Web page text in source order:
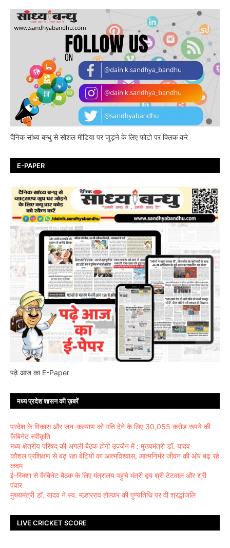
दैनिक सांध्य बन्धु से सोशल मीडिया पर जुड़ने के लिए फोटो पर क्लिक करे
E-PAPER
पढ़े आज का E-Paper
मध्य प्रदेश शासन की ख़बरें
प्रदेश के विकास और जन-कल्याण को गति देने के लिए 30,055 करोड़ रूपये की
कैबिनेट स्वीकृति
मध्य क्षेत्रीय परिषद् की अगली बैठक होगी उज्जैन में : मुख्यमंत्री डॉ. यादव
कौशल प्रशिक्षण से बढ़ रहा बेटियों का आत्मविश्वास, आत्मनिर्भर जीवन की ओर बढ़ रहे
कदम
ई-रिक्शा से कैबिनेट बैठक के लिए मंत्रालय पहुंचे मंत्री द्वय श्री टेटवाल और श्री
पंवार
मुख्यमंत्री डॉ. यादव ने स्व. मल्हारराव होल्कर की पुण्यतिथि पर दी श्रद्धांजलि
LIVE CRICKET SCORE